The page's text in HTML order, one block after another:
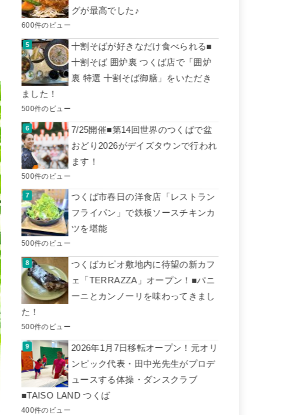
グが最高でした♪
600件のビュー
十割そばが好きなだけ食べられる■
十割そば 囲炉裏 つくば店で「囲炉
裏 特選 十割そば御膳」をいただき
ました！
500件のビュー
7/25開催■第14回世界のつくばで盆
おどり2026がデイズタウンで行われ
ます！
500件のビュー
つくば市春日の洋食店「レストラン
フライパン」で鉄板ソースチキンカ
ツを堪能
500件のビュー
つくばカピオ敷地内に待望の新カフ
ェ「TERRAZZA」オープン！■パニ
ーニとカンノーリを味わってきまし
た！
500件のビュー
2026年1月7日移転オープン！元オリ
ンピック代表・田中光先生がプロデ
ュースする体操・ダンスクラブ
■TAISO LAND つくば
400件のビュー